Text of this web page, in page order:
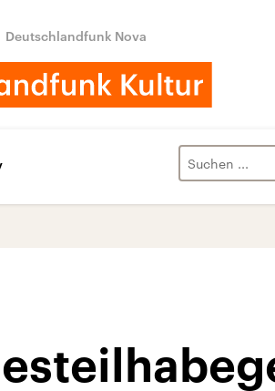
Deutschlandfunk Nova